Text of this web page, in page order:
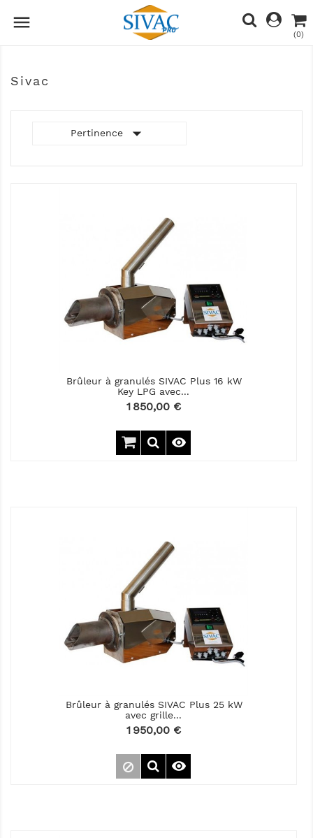

(0)
Sivac
Pertinence 
Brûleur à granulés SIVAC Plus 16 kW
Key LPG avec...
Prix
1 850,00 €

Brûleur à granulés SIVAC Plus 25 kW
avec grille...
Prix
1 950,00 €
